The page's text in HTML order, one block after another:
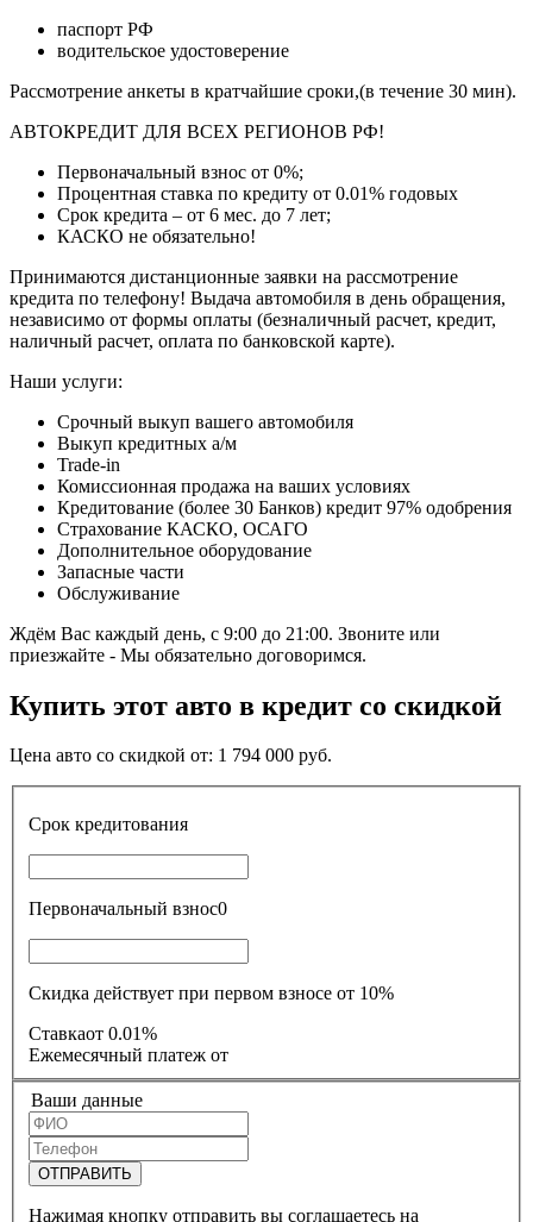
паспорт РФ
водительское удостоверение
Рассмотрение анкеты в кратчайшие сроки,(в течение 30 мин).
АВТОКРЕДИТ ДЛЯ ВСЕХ РЕГИОНОВ РФ!
Первоначальный взнос от 0%;
Процентная ставка по кредиту от 0.01% годовых
Срок кредита – от 6 мес. до 7 лет;
КАСКО не обязательно!
Принимаются дистанционные заявки на рассмотрение
кредита по телефону! Выдача автомобиля в день обращения,
независимо от формы оплаты (безналичный расчет, кредит,
наличный расчет, оплата по банковской карте).
Наши услуги:
Срочный выкуп вашего автомобиля
Выкуп кредитных а/м
Trade-in
Комиссионная продажа на ваших условиях
Кредитование (более 30 Банков) кредит 97% одобрения
Страхование КАСКО, ОСАГО
Дополнительное оборудование
Запасные части
Обслуживание
Ждём Вас каждый день, с 9:00 до 21:00. Звоните или
приезжайте - Мы обязательно договоримся.
Купить этот авто в кредит со скидкой
Цена авто со скидкой от: 1 794 000 руб.
Срок кредитования
Первоначальный взнос0
Скидка действует при первом взносе от 10%
Ставкаот 0.01%
Ежемесячный платеж от
Ваши данные
ОТПРАВИТЬ
Нажимая кнопку отправить вы соглашаетесь на